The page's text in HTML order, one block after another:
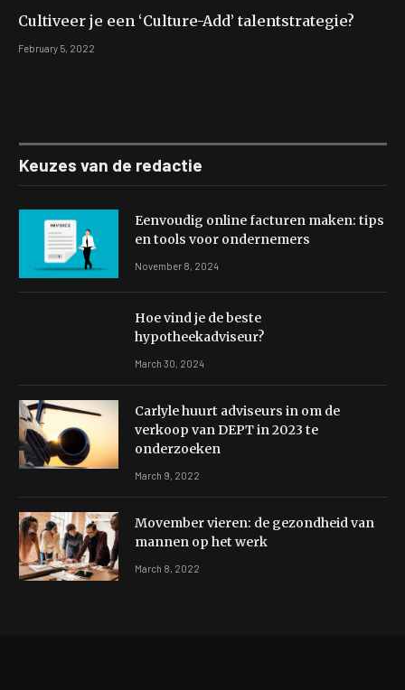
Cultiveer je een ‘Culture-Add’ talentstrategie?
February 5, 2022
Keuzes van de redactie
Eenvoudig online facturen maken: tips
en tools voor ondernemers
November 8, 2024
Hoe vind je de beste
hypotheekadviseur?
March 30, 2024
Carlyle huurt adviseurs in om de
verkoop van DEPT in 2023 te
onderzoeken
March 9, 2022
Movember vieren: de gezondheid van
mannen op het werk
March 8, 2022